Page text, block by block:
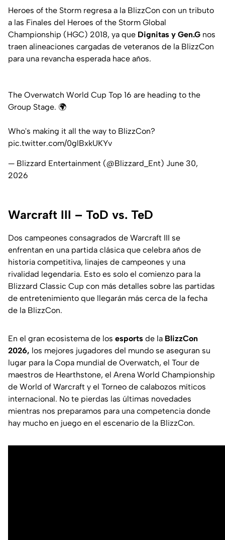
Heroes of the Storm regresa a la BlizzCon con un tributo
a las Finales del Heroes of the Storm Global
Championship (HGC) 2018, ya que Dignitas y Gen.G nos
traen alineaciones cargadas de veteranos de la BlizzCon
para una revancha esperada hace años.
The Overwatch World Cup Top 16 are heading to the
Group Stage. 🌍
Who's making it all the way to BlizzCon?
pic.twitter.com/0glBxkUKYv
— Blizzard Entertainment (@Blizzard_Ent) June 30,
2026
Warcraft III – ToD vs. TeD
Dos campeones consagrados de Warcraft III se
enfrentan en una partida clásica que celebra años de
historia competitiva, linajes de campeones y una
rivalidad legendaria. Esto es solo el comienzo para la
Blizzard Classic Cup con más detalles sobre las partidas
de entretenimiento que llegarán más cerca de la fecha
de la BlizzCon.
En el gran ecosistema de los esports de la BlizzCon
2026, los mejores jugadores del mundo se aseguran su
lugar para la Copa mundial de Overwatch, el Tour de
maestros de Hearthstone, el Arena World Championship
de World of Warcraft y el Torneo de calabozos míticos
internacional. No te pierdas las últimas novedades
mientras nos preparamos para una competencia donde
hay mucho en juego en el escenario de la BlizzCon.